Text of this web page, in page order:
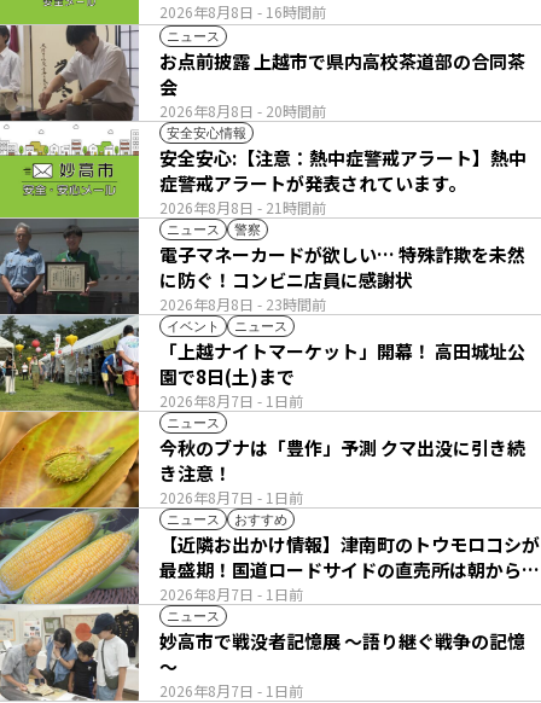
2026年8月8日 - 16時間前
ニュース
2026年8月8日 - 20時間前
お点前披露 上越市で県内高校茶道部の合同茶
会
安全安心情報
2026年8月8日 - 21時間前
安全安心:【注意：熱中症警戒アラート】熱中
症警戒アラートが発表されています。
ニュース 警察
2026年8月8日 - 23時間前
電子マネーカードが欲しい… 特殊詐欺を未然
に防ぐ！コンビニ店員に感謝状
イベント ニュース
2026年8月7日 - 1日前
「上越ナイトマーケット」開幕！ 高田城址公
園で8日(土)まで
ニュース
2026年8月7日 - 1日前
今秋のブナは「豊作」予測 クマ出没に引き続
き注意！
ニュース おすすめ
2026年8月7日 - 1日前
【近隣お出かけ情報】津南町のトウモロコシが
最盛期！国道ロードサイドの直売所は朝から長
い列
ニュース
2026年8月7日 - 1日前
妙高市で戦没者記憶展 ～語り継ぐ戦争の記憶
～